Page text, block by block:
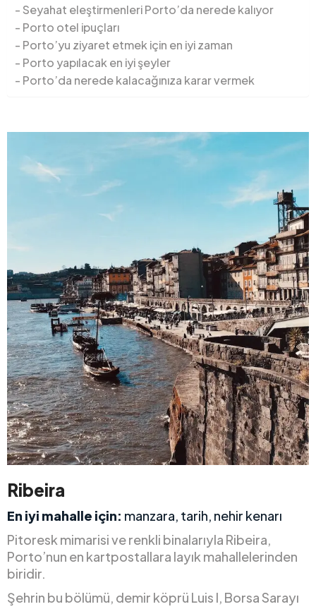
Seyahat eleştirmenleri Porto’da nerede kalıyor
Porto otel ipuçları
Porto’yu ziyaret etmek için en iyi zaman
Porto yapılacak en iyi şeyler
Porto’da nerede kalacağınıza karar vermek
Ribeira
En iyi mahalle için: manzara, tarih, nehir kenarı
Pitoresk mimarisi ve renkli binalarıyla Ribeira,
Porto’nun en kartpostallara layık mahallelerinden
biridir.
Şehrin bu bölümü, demir köprü Luis I, Borsa Sarayı